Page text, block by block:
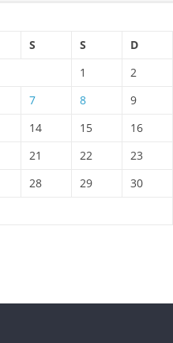
S S
D
1
2
7 8
9
14 15
16
21 22
23
28 29
30